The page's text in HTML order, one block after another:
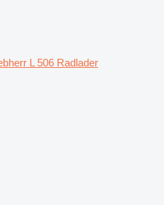
L 506 Radlader